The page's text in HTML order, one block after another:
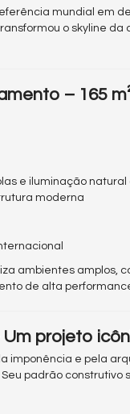
mundial em
o skyline da
– 165
e iluminação
moderna
ambientes
de alta
projeto
imponência e pela
padrão construtivo